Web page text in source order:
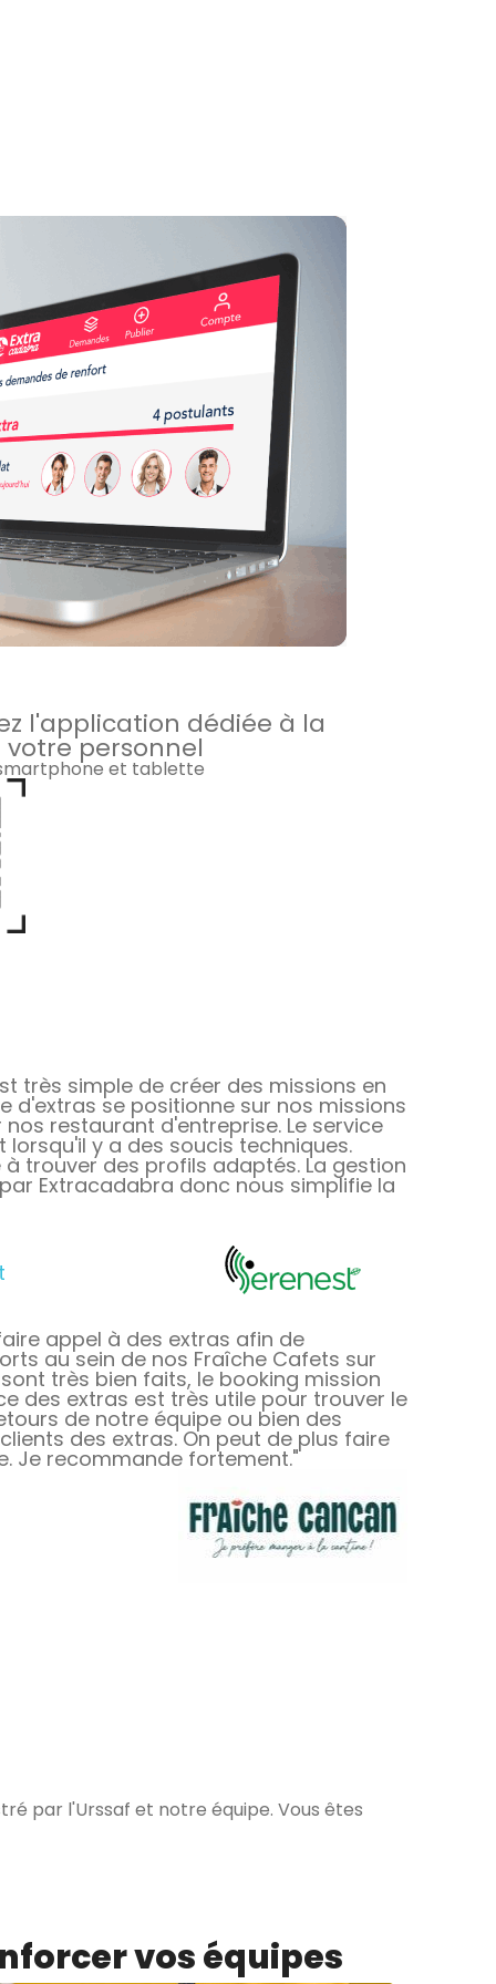
l'application dédiée à la
personnel
et tablette
très simple de créer des missions en
d'extras se positionne sur nos missions
restaurant d'entreprise. Le service
y a des soucis techniques.
trouver des profils adaptés. La gestion
Extracadabra donc nous simplifie la
appel à des extras afin de
au sein de nos Fraîche Cafets sur
très bien faits, le booking mission
des extras est très utile pour trouver le
de notre équipe ou bien des
des extras. On peut de plus faire
Je recommande fortement."
par l'Urssaf et notre équipe. Vous êtes
vos équipes